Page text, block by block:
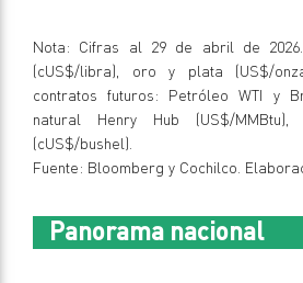
Nota: Cifras al 29 de abril de
(cUS$/libra), oro y plata (US$/
contratos futuros: Petróleo WTI y
natural Henry Hub (US$/
(cUS$/bushel).
Fuente: Bloomberg y Cochilco.
Panorama nacional